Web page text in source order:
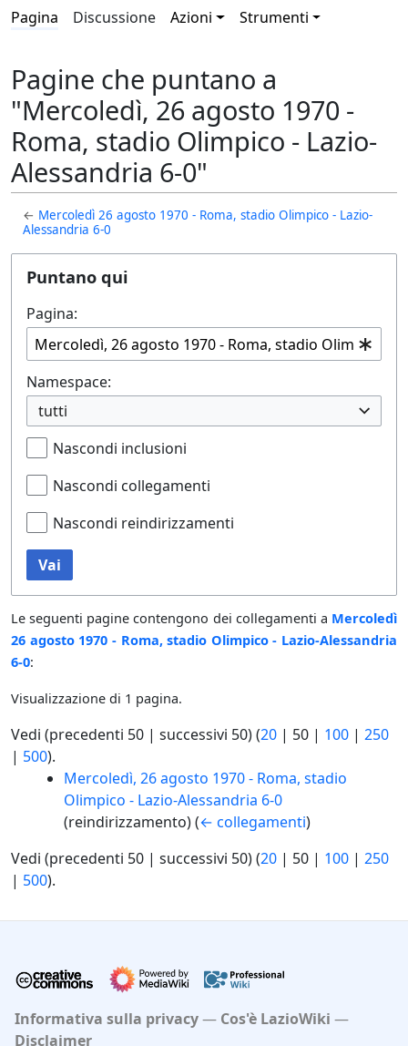
Pagina Discussione Azioni Strumenti
Pagine che puntano a
"Mercoledì, 26 agosto 1970 -
Roma, stadio Olimpico - Lazio-
Alessandria 6-0"
← Mercoledì 26 agosto 1970 - Roma, stadio Olimpico - Lazio-
Alessandria 6-0
Puntano qui
Pagina:
Namespace:
tutti
Nascondi inclusioni
Nascondi collegamenti
Nascondi reindirizzamenti
Vai
Le seguenti pagine contengono dei collegamenti a Mercoledì
26 agosto 1970 - Roma, stadio Olimpico - Lazio-Alessandria
6-0:
Visualizzazione di 1 pagina.
Vedi (precedenti 50 | successivi 50) (20 | 50 | 100 | 250
| 500).
Mercoledì, 26 agosto 1970 - Roma, stadio
Olimpico - Lazio-Alessandria 6-0
(reindirizzamento)(← collegamenti)
Vedi (precedenti 50 | successivi 50) (20 | 50 | 100 | 250
| 500).
Informativa sulla privacy
Cos'è LazioWiki
Disclaimer